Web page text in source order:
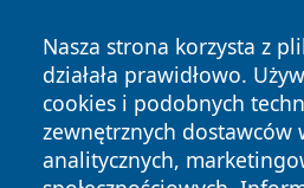
Nasza strona korzysta z
działała prawidłowo.
cookies i podobnych
zewnętrznych dostawców
analitycznych,
Copyright © 2026 24slupsk.pl